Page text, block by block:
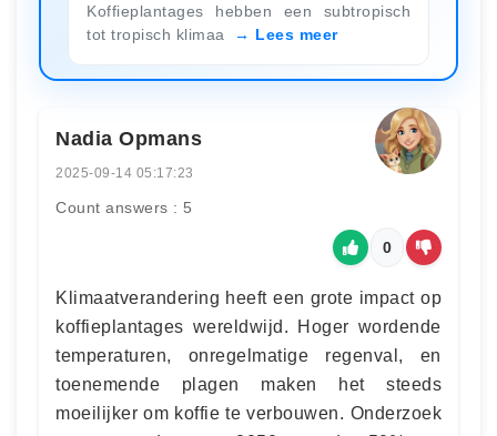
Koffieplantages hebben een subtropisch
tot tropisch klimaa
Lees meer
Nadia Opmans
2025-09-14 05:17:23
Count answers : 5
0
Klimaatverandering heeft een grote impact op
koffieplantages wereldwijd. Hoger wordende
temperaturen, onregelmatige regenval, en
toenemende plagen maken het steeds
moeilijker om koffie te verbouwen. Onderzoek